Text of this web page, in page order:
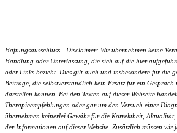
Haftungsausschluss - Disclaimer: Wir übernehmen keine
Handlung oder Unterlassung, die sich auf die hier
oder Links bezieht. Dies gilt auch und insbesondere für die
Beiträge, die selbstverständlich kein Ersatz für ein Gespräch
darstellen können. Bei den Texten auf dieser Webseite
Therapieempfehlungen oder gar um den Versuch einer
übernehmen keinerlei Gewähr für die Korrektheit,
der Informationen auf dieser Website. Zusätzlich müssen